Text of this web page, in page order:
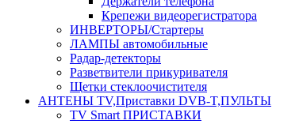
Крепежи видеорегистратора
ИНВЕРТОРЫ/Стартеры
ЛАМПЫ автомобильные
Радар-детекторы
Разветвители прикуривателя
Щетки стеклоочистителя
АНТЕНЫ ТV,Приставки DVB-T,ПУЛЬТЫ
TV Smart ПРИСТАВКИ